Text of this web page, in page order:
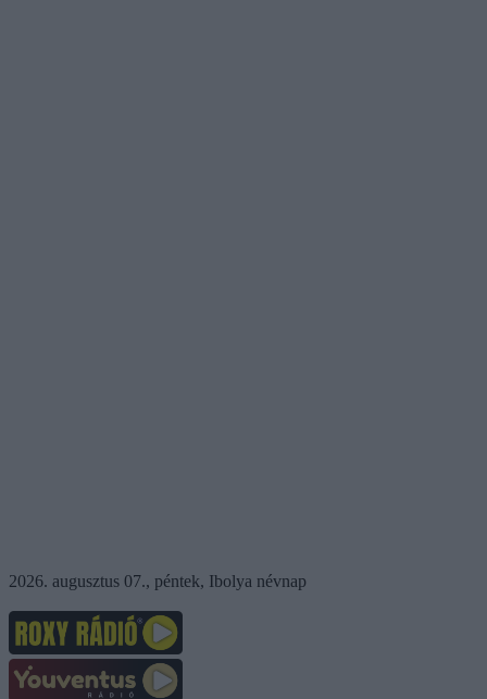
2026. augusztus 07., péntek, Ibolya névnap